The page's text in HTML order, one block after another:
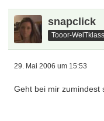
snapclick
Tooor-
29. Mai 2006 um 15:53
Geht bei mir zumindest